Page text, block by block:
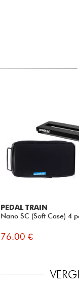
PEDAL TRAIN
Nano SC (Soft Case) 4
76.00 €